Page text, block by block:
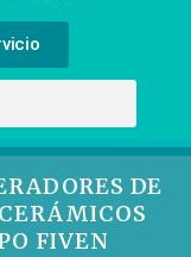
DE
FIVEN